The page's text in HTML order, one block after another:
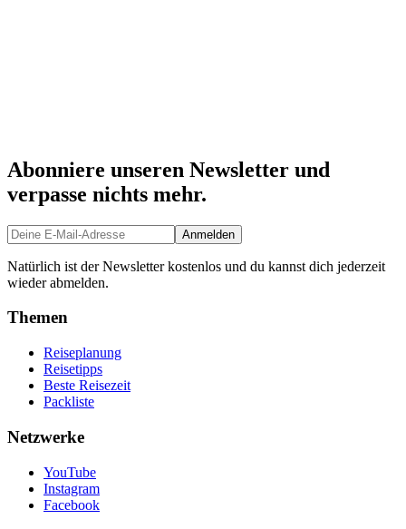
Abonniere unseren Newsletter und
verpasse nichts mehr.
Anmelden
Natürlich ist der Newsletter kostenlos und du kannst dich jederzeit
wieder abmelden.
Themen
Reiseplanung
Reisetipps
Beste Reisezeit
Packliste
Netzwerke
YouTube
Instagram
Facebook